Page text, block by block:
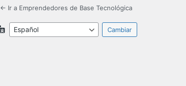
← Ir a Emprendedores de Base Tecnológica
Idioma